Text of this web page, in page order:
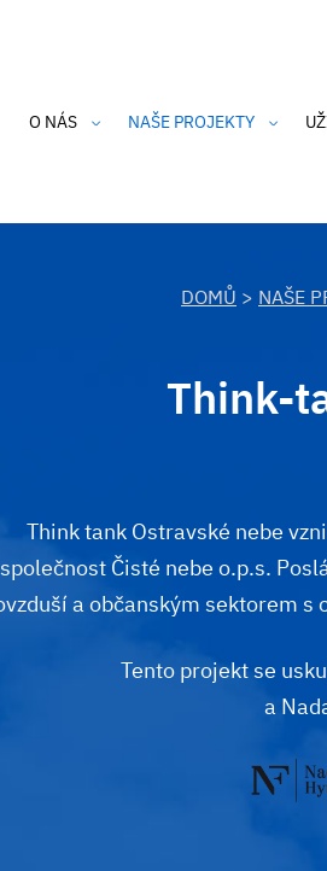
O NÁS
Ochrana osobních údajů
NAŠE PROJEKTY
Hra o čisté nebe
i-AIRP's
DOMŮ > NAŠE
Think-
Think tank Ostravské nebe
společnost Čisté nebe o.p.s.
a občanským sektorem s
Tento projekt se
a